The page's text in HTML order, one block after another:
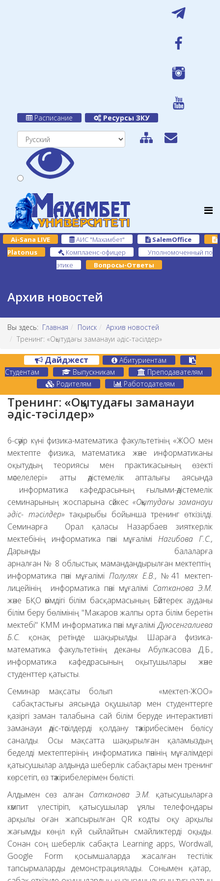
Расписание Ресурсы ЗКУ
Ai-Sana LIVE АИС "Махамбет"
SalemOffice
Platonus
Комплаенс-офицер
Уполномоченный по
этике
Вопросы-Ответы
Архив новостей
Вы здесь: Главная Поиск
Архив новостей
Тренинг: «Оқытудағы заманауи әдіс-тәсілдер»
Дайджест
Абитуриентам
Студентам
Выпускникам
Преподавателям
Родителям
Работодателям
Тренинг: «Оқытудағы заманауи
әдіс-тәсілдер»
6-сәуір күні физика-математика факультетінің «ЖОО мен
мектепте физика, математика және информатиканы
оқытудың теориясы мен практикасының өзекті
мәселелері» атты әдістемелік апталығы аясында
информатика кафедрасының ғылыми-әдістемелік
семинарының жоспарына сәйкес «Оқытудағы заманауи
әдіс- тәсілдер» тақырыбы бойынша тренинг өткізілді.
Семинарға Орал қаласы Назарбаев зияткерлік
мектебінің информатика пәні мұғалімі Нагибова Г.С.,
Дарынды балаларға
арналған № 8 облыстық мамандандырылған мектептің
информатика пәні мұғаліміПолулях Е.В., №41 мектеп-
лицейінің информатика пәні мұғалімі Сатканова Э.М.
және БҚО әкімдігі білім басқармасының Бәйтерек ауданы
білім беру бөлімінің "Макаров жалпы орта білім беретін
мектебі" КММ информатика пәні мұғаліміДуюсенгалиева
Б.С. қонақ ретінде шақырылды. Шараға физика-
математика факультетінің деканы Абулкасова Д.Б.,
информатика кафедрасының оқытушылары және
студенттер қатысты.
Семинар мақсаты болып «мектеп-ЖОО»
сабақтастығы аясында оқушылар мен студенттерге
қазіргі заман талабына сай білім беруде интерактивті
заманауи әдіс-тәсілдерді қолдану тәжірибесімен бөлісу
саналды. Осы мақсатта шақырылған қаламыздың
беделді мектептерінің информатика пәнінің мұғалімдері
қатысушылар алдында шеберлік сабақтары мен тренинг
көрсетіп, өз тәжірибелерімен бөлісті.
Алдымен сөз алған Сатканова Э.М. қатысушыларға
кәмпит үлестіріп, қатысушылар ұялы телефондары
арқылы оған жапсырылған QR кодты оқу арқылы
жағымды көңіл күй сыйлайтын смайликтерді оқыды.
Сонан соң шеберлік сабақта Learning apps, Wordwall,
Google Form қосымшаларда жасалған тестілік
тапсырмаларды демонстрациялады. Сонымен қатар,